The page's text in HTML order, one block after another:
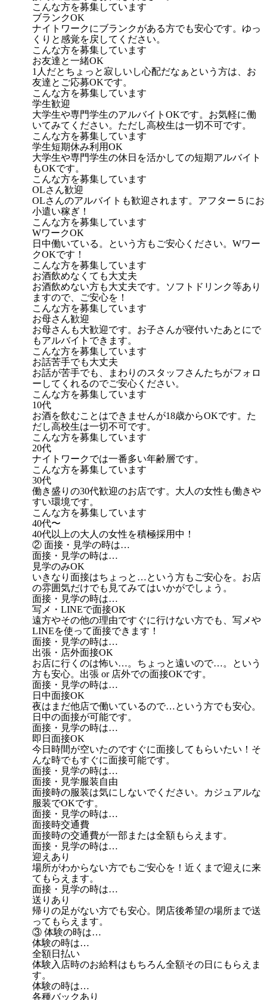
こんな方を募集しています
ブランクOK
ナイトワークにブランクがある方でも安心です。ゆっ
くりと感覚を戻してください。
こんな方を募集しています
お友達と一緒OK
1人だとちょっと寂しいし心配だなぁという方は、お
友達とご応募OKです。
こんな方を募集しています
学生歓迎
大学生や専門学生のアルバイトOKです。お気軽に働
いてみてください。ただし高校生は一切不可です。
こんな方を募集しています
学生短期休み利用OK
大学生や専門学生の休日を活かしての短期アルバイト
もOKです。
こんな方を募集しています
OLさん歓迎
OLさんのアルバイトも歓迎されます。アフター５にお
小遣い稼ぎ！
こんな方を募集しています
WワークOK
日中働いている。という方もご安心ください。Wワー
クOKです！
こんな方を募集しています
お酒飲めなくても大丈夫
お酒飲めない方も大丈夫です。ソフトドリンク等あり
ますので、ご安心を！
こんな方を募集しています
お母さん歓迎
お母さんも大歓迎です。お子さんが寝付いたあとにで
もアルバイトできます。
こんな方を募集しています
お話苦手でも大丈夫
お話が苦手でも、まわりのスタッフさんたちがフォロ
ーしてくれるのでご安心ください。
こんな方を募集しています
10代
お酒を飲むことはできませんが18歳からOKです。た
だし高校生は一切不可です。
こんな方を募集しています
20代
ナイトワークでは一番多い年齢層です。
こんな方を募集しています
30代
働き盛りの30代歓迎のお店です。大人の女性も働きや
すい環境です。
こんな方を募集しています
40代〜
40代以上の大人の女性を積極採用中！
② 面接・見学の時は…
面接・見学の時は…
見学のみOK
いきなり面接はちょっと…という方もご安心を。お店
の雰囲気だけでも見てみてはいかがでしょう。
面接・見学の時は…
写メ・LINEで面接OK
遠方やその他の理由ですぐに行けない方でも、写メや
LINEを使って面接できます！
面接・見学の時は…
出張・店外面接OK
お店に行くのは怖い…。ちょっと遠いので…。という
方も安心。出張 or 店外での面接OKです。
面接・見学の時は…
日中面接OK
夜はまだ他店で働いているので…という方でも安心。
日中の面接が可能です。
面接・見学の時は…
即日面接OK
今日時間が空いたのですぐに面接してもらいたい！そ
んな時でもすぐに面接可能です。
面接・見学の時は…
面接・見学服装自由
面接時の服装は気にしないでください。カジュアルな
服装でOKです。
面接・見学の時は…
面接時交通費
面接時の交通費が一部または全額もらえます。
面接・見学の時は…
迎えあり
場所がわからない方でもご安心を！近くまで迎えに来
てもらえます。
面接・見学の時は…
送りあり
帰りの足がない方でも安心。閉店後希望の場所まで送
ってもらえます。
③ 体験の時は…
体験の時は…
全額日払い
体験入店時のお給料はもちろん全額その日にもらえま
す。
体験の時は…
各種バックあり